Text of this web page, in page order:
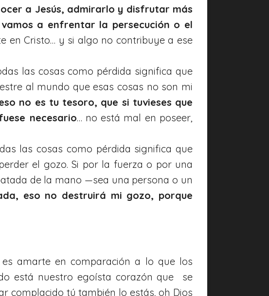
a Jesús, admirarlo y disfrutar más
a enfrentar la persecución o el
en Cristo… y si algo no contribuye a ese
las cosas como pérdida significa que
al mundo que esas cosas no son mi
no es tu tesoro, que si tuvieses que
necesario… no está mal en poseer,
las cosas como pérdida significa que
el gozo. Si por la fuerza o por una
de la mano —sea una persona o un
eso no destruirá mi gozo, porque
amarte en comparación a lo que los
está nuestro egoísta corazón que se
complacido tú también lo estás, oh Dios